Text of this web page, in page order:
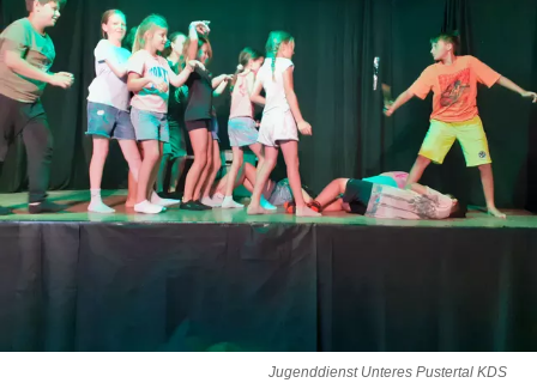
Jugenddienst Unteres Pustertal KDS